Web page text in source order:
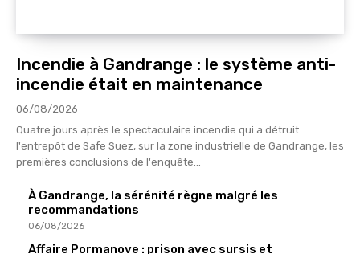
Incendie à Gandrange : le système anti-
incendie était en maintenance
06/08/2026
Quatre jours après le spectaculaire incendie qui a détruit
l'entrepôt de Safe Suez, sur la zone industrielle de Gandrange, les
premières conclusions de l'enquête...
À Gandrange, la sérénité règne malgré les
recommandations
06/08/2026
Affaire Pormanove : prison avec sursis et